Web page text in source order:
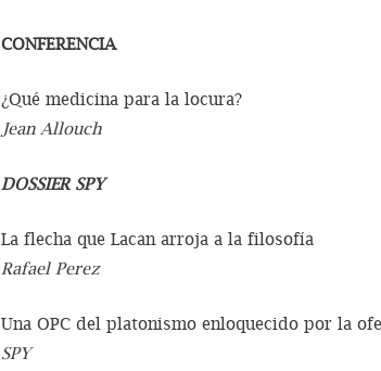
CONFERENCIA
¿Qué medicina para la locura?
Jean Allouch
DOSSIER SPY
La flecha que Lacan arroja a la filosofía
Rafael Perez
Una OPC del platonismo enloquecido por la
SPY